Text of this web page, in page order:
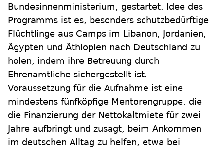
Bundesinnenministerium, gestartet. Idee des
Programms ist es, besonders schutzbedürftige
Flüchtlinge aus Camps im Libanon, Jordanien,
Ägypten und Äthiopien nach Deutschland zu
holen, indem ihre Betreuung durch
Ehrenamtliche sichergestellt ist.
Voraussetzung für die Aufnahme ist eine
mindestens fünfköpfige Mentorengruppe, die
die Finanzierung der Nettokaltmiete für zwei
Jahre aufbringt und zusagt, beim Ankommen
im deutschen Alltag zu helfen, etwa bei